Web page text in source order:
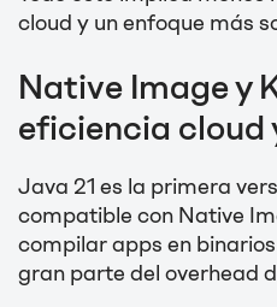
cloud y un enfoque más
Native Image y
eficiencia cloud
Java 21 es la primera
compatible con Native
compilar apps en
gran parte del overhead